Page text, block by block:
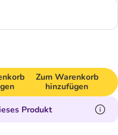
Zum Warenkorb
hinzufügen
Produkt